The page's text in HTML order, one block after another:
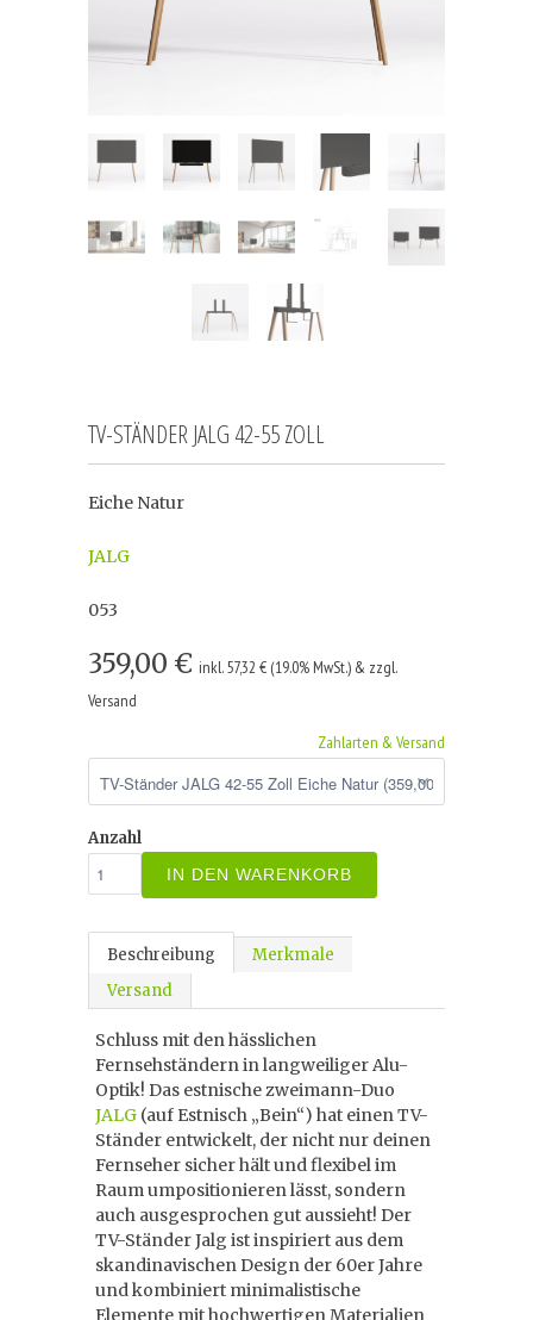
TV-STÄNDER JALG 42-55 ZOLL
Eiche Natur
JALG
053
359,00 € inkl. 57,32 € (19.0% MwSt.) & zzgl.
Versand
Zahlarten & Versand
Anzahl
IN DEN WARENKORB
Beschreibung
Merkmale
Versand
Schluss mit den hässlichen
Fernsehständern in langweiliger Alu-
Optik! Das estnische zweimann-Duo
JALG (auf Estnisch „Bein“) hat einen TV-
Ständer entwickelt, der nicht nur deinen
Fernseher sicher hält und flexibel im
Raum umpositionieren lässt, sondern
auch ausgesprochen gut aussieht! Der
TV-Ständer Jalg ist inspiriert aus dem
skandinavischen Design der 60er Jahre
und kombiniert minimalistische
Elemente mit hochwertigen Materialien